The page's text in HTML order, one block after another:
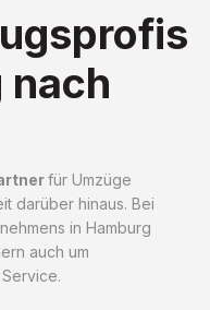
nach
für Umzüge
darüber hinaus. Bei
in Hamburg
auch um